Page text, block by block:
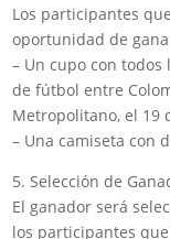
Los participantes
oportunidad de
– Un cupo con
de fútbol entre
Metropolitano, el 19
– Una camiseta con
5. Selección de
El ganador será
los participantes